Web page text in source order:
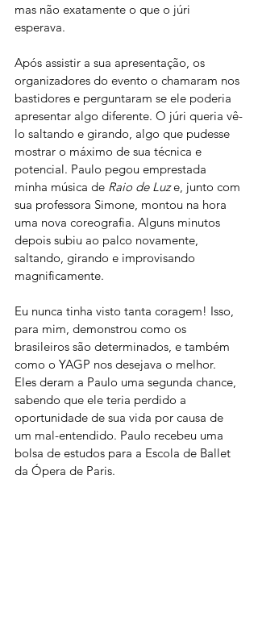
mas não exatamente o que o júri
esperava.
Após assistir a sua apresentação, os
organizadores do evento o chamaram nos
bastidores e perguntaram se ele poderia
apresentar algo diferente. O júri queria vê-
lo saltando e girando, algo que pudesse
mostrar o máximo de sua técnica e
potencial. Paulo pegou emprestada
minha música de Raio de Luz e, junto com
sua professora Simone, montou na hora
uma nova coreografia. Alguns minutos
depois subiu ao palco novamente,
saltando, girando e improvisando
magnificamente.
Eu nunca tinha visto tanta coragem! Isso,
para mim, demonstrou como os
brasileiros são determinados, e também
como o YAGP nos desejava o melhor.
Eles deram a Paulo uma segunda chance,
sabendo que ele teria perdido a
oportunidade de sua vida por causa de
um mal-entendido. Paulo recebeu uma
bolsa de estudos para a Escola de Ballet
da Ópera de Paris.